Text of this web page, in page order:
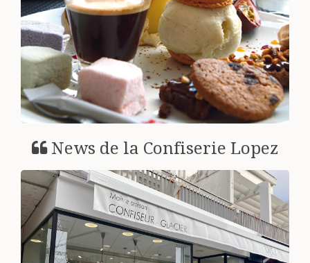
Voir +
News de la Confiserie Lopez